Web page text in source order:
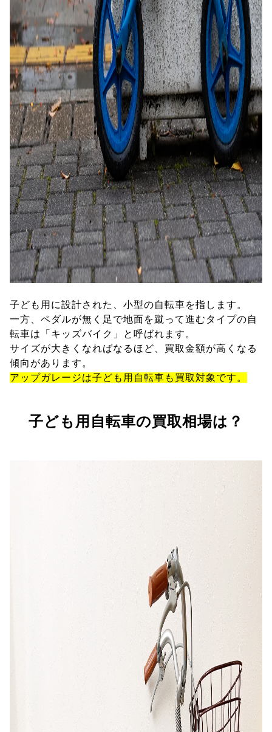
子ども用に設計された、小型の自転車を指します。
一方、ペダルが無く足で地面を蹴って進むタイプの自
転車は「キッズバイク」と呼ばれます。
サイズが大きくなればなるほど、買取金額が高くなる
傾向があります。
アップガレージは子ども用自転車も買取対象です。
子ども用自転車の買取相場は？